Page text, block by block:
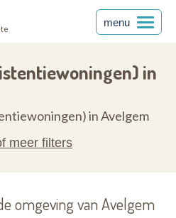
menu
in
in Avelgem
meer filters
omgeving van Avelgem